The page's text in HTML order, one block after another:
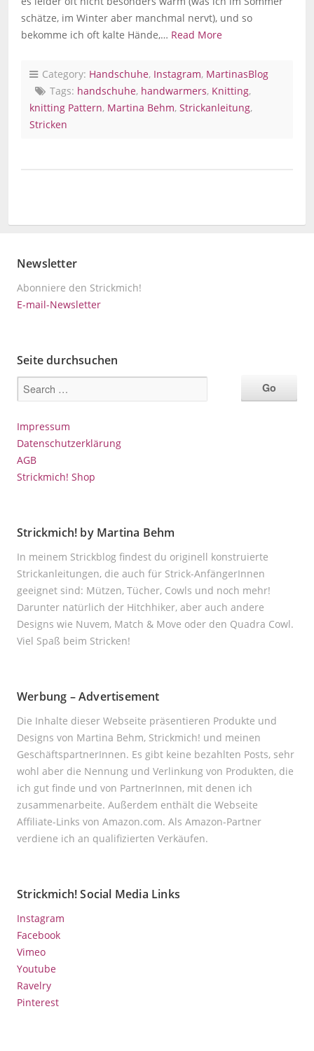
schätze, im Winter aber manchmal nervt), und so
bekomme ich oft kalte Hände,… Read More
Category: Handschuhe, Instagram, MartinasBlog
Tags: handschuhe, handwarmers, Knitting,
knitting Pattern, Martina Behm, Strickanleitung,
Stricken
Newsletter
Abonniere den Strickmich!
E-mail-Newsletter
Seite durchsuchen
Impressum
Datenschutzerklärung
AGB
Strickmich! Shop
Strickmich! by Martina Behm
In meinem Strickblog findest du originell konstruierte
Strickanleitungen, die auch für Strick-AnfängerInnen
geeignet sind: Mützen, Tücher, Cowls und noch mehr!
Darunter natürlich der Hitchhiker, aber auch andere
Designs wie Nuvem, Match & Move oder den Quadra Cowl.
Viel Spaß beim Stricken!
Werbung – Advertisement
Die Inhalte dieser Webseite präsentieren Produkte und
Designs von Martina Behm, Strickmich! und meinen
GeschäftspartnerInnen. Es gibt keine bezahlten Posts, sehr
wohl aber die Nennung und Verlinkung von Produkten, die
ich gut finde und von PartnerInnen, mit denen ich
zusammenarbeite. Außerdem enthält die Webseite
Affiliate-Links von Amazon.com. Als Amazon-Partner
verdiene ich an qualifizierten Verkäufen.
Strickmich! Social Media Links
Instagram
Facebook
Vimeo
Youtube
Ravelry
Pinterest